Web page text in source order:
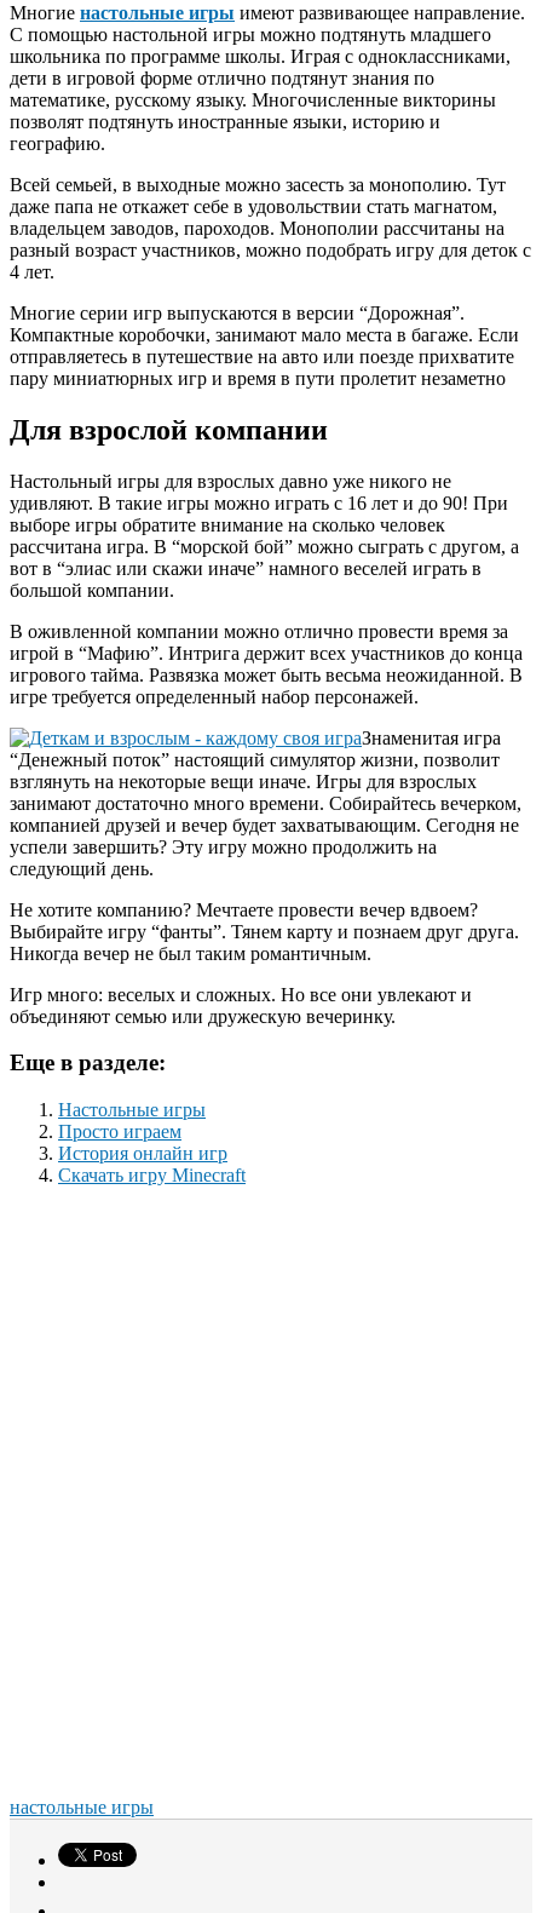
Многие настольные игры имеют развивающее направление.
С помощью настольной игры можно подтянуть младшего
школьника по программе школы. Играя с одноклассниками,
дети в игровой форме отлично подтянут знания по
математике, русскому языку. Многочисленные викторины
позволят подтянуть иностранные языки, историю и
географию.
Всей семьей, в выходные можно засесть за монополию. Тут
даже папа не откажет себе в удовольствии стать магнатом,
владельцем заводов, пароходов. Монополии рассчитаны на
разный возраст участников, можно подобрать игру для деток с
4 лет.
Многие серии игр выпускаются в версии “Дорожная”.
Компактные коробочки, занимают мало места в багаже. Если
отправляетесь в путешествие на авто или поезде прихватите
пару миниатюрных игр и время в пути пролетит незаметно
Для взрослой компании
Настольный игры для взрослых давно уже никого не
удивляют. В такие игры можно играть с 16 лет и до 90! При
выборе игры обратите внимание на сколько человек
рассчитана игра. В “морской бой” можно сыграть с другом, а
вот в “элиас или скажи иначе” намного веселей играть в
большой компании.
В оживленной компании можно отлично провести время за
игрой в “Мафию”. Интрига держит всех участников до конца
игрового тайма. Развязка может быть весьма неожиданной. В
игре требуется определенный набор персонажей.
Знаменитая игра
“Денежный поток” настоящий симулятор жизни, позволит
взглянуть на некоторые вещи иначе. Игры для взрослых
занимают достаточно много времени. Собирайтесь вечерком,
компанией друзей и вечер будет захватывающим. Сегодня не
успели завершить? Эту игру можно продолжить на
следующий день.
Не хотите компанию? Мечтаете провести вечер вдвоем?
Выбирайте игру “фанты”. Тянем карту и познаем друг друга.
Никогда вечер не был таким романтичным.
Игр много: веселых и сложных. Но все они увлекают и
объединяют семью или дружескую вечеринку.
Еще в разделе:
Настольные игры
Просто играем
История онлайн игр
Скачать игру Minecraft
настольные игры